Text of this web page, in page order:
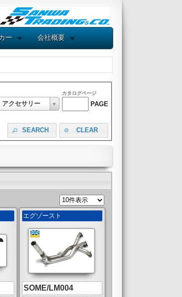
ー 会社概要
カタログページ
PAGE
クセサリー
SEARCH CLEAR
エグゾースト
SOME/LM004